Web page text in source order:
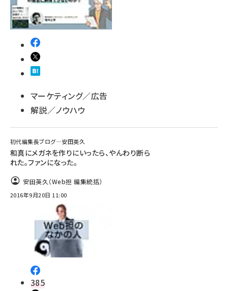
マーケティング／広告
解説／ノウハウ
初代編集長ブログ―安田英久
和真にメガネを作りにいったら、やんわり断ら
れた。ファンになった。
安田英久（Web担 編集統括）
2016年9月20日 11:00
385